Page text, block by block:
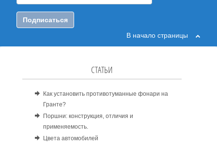
Подписаться
В начало страницы
СТАТЬИ
Как установить противотуманные фонари на
Гранте?
Поршни: конструкция, отличия и
применяемость.
Цвета автомобилей